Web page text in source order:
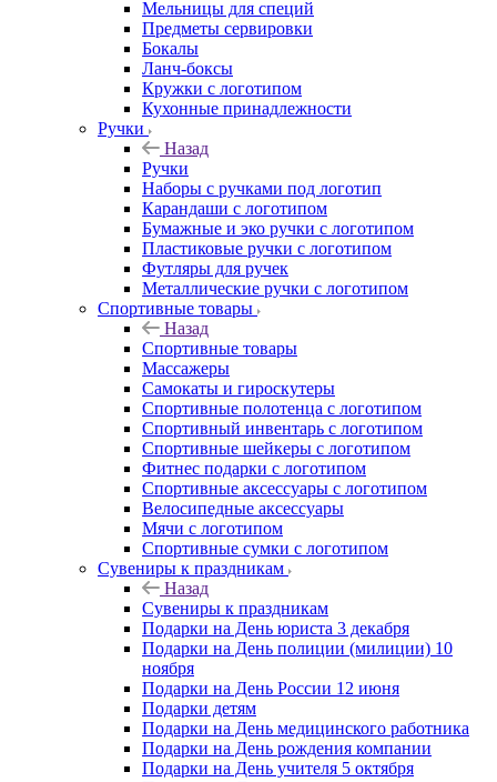
Мельницы для специй
Предметы сервировки
Бокалы
Ланч-боксы
Кружки с логотипом
Кухонные принадлежности
Ручки
Назад
Ручки
Наборы с ручками под логотип
Карандаши с логотипом
Бумажные и эко ручки с логотипом
Пластиковые ручки с логотипом
Футляры для ручек
Металлические ручки с логотипом
Спортивные товары
Назад
Спортивные товары
Массажеры
Самокаты и гироскутеры
Спортивные полотенца с логотипом
Спортивный инвентарь с логотипом
Спортивные шейкеры с логотипом
Фитнес подарки с логотипом
Спортивные аксессуары с логотипом
Велосипедные аксессуары
Мячи с логотипом
Спортивные сумки с логотипом
Сувениры к праздникам
Назад
Сувениры к праздникам
Подарки на День юриста 3 декабря
Подарки на День полиции (милиции) 10
ноября
Подарки на День России 12 июня
Подарки детям
Подарки на День медицинского работника
Подарки на День рождения компании
Подарки на День учителя 5 октября